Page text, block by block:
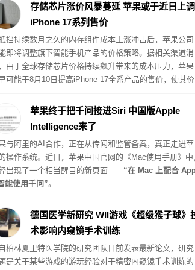
存储芯片涨价风暴蔓延 苹果或于近日上调
iPhone 17系列售价
挡持续数月之久的内存组件成本上涨冲击后，苹果公司
即将调整旗下智能手机产品的价格策略。据相关渠道消
由于全球存储芯片价格持续飙升带来的成本压力，苹果
可能于8月10日提高iPhone 17全系产品的售价，使其价
苹果终于把千问接进Siri 中国版Apple
Intelligence来了
与阿里的AI合作，正在从传闻和监管备案，真正走进苹
操作系统。近日，苹果中国官网的《Mac使用手册》中
出现了一个相当醒目的新页面——“在 Mac 上配合
能使用千问”。
德国医学新研究 WII游戏《超级猴子球》
术影响内窥镜手术训练
柏林夏里特医学院的研究团队日前发表最新论文，研究
是关于某些游戏的游玩经验对于精密内窥镜手术训练的